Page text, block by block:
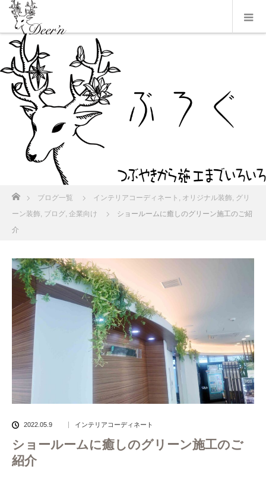
ブログ一覧 インテリアコーディネート , オリジナル装飾, グリ
ーン装飾, ブログ, 企業向け
ショールームに癒しのグリーン施工のご紹
介
2022.05.9 インテリアコーディネート
ショールームに癒しのグリーン施工のご
紹介